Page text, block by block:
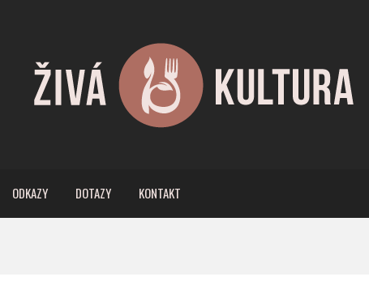
ODKAZY DOTAZY KONTAKT